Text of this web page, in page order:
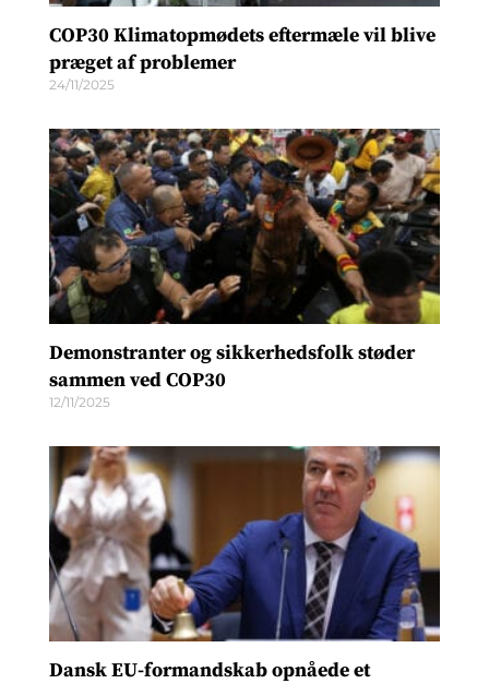
COP30 Klimatopmødets eftermæle vil blive
præget af problemer
24/11/2025
Demonstranter og sikkerhedsfolk støder
sammen ved COP30
12/11/2025
Dansk EU-formandskab opnåede et